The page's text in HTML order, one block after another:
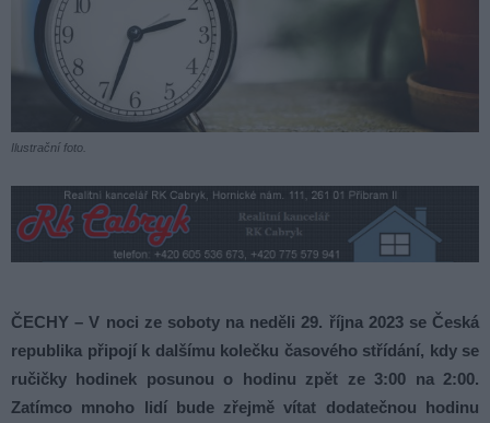
Ilustrační foto.
ČECHY – V noci ze soboty na neděli 29. října 2023 se Česká
republika připojí k dalšímu kolečku časového střídání, kdy se
ručičky hodinek posunou o hodinu zpět ze 3:00 na 2:00.
Zatímco mnoho lidí bude zřejmě vítat dodatečnou hodinu